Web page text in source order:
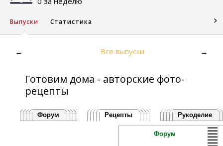
Выпуски Статистика
← Все выпуски →
Готовим дома - авторские фото-
рецепты
Форум Рецепты Рукоделие
Форум